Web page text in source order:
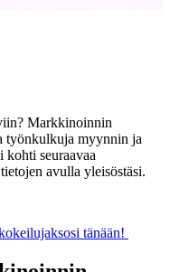
Markkinoinnin
työnkulkuja myynnin ja
seuraavaa
avulla yleisöstäsi.
tänään!